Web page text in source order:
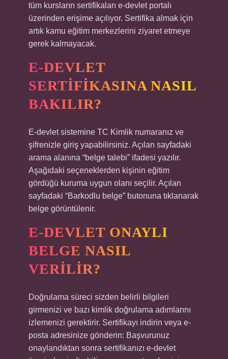
tüm kursların sertifikaları e-devlet portalı
üzerinden erişime açılıyor. Sertifika almak için
artık kamu eğitim merkezlerini ziyaret etmeye
gerek kalmayacak.
E-DEVLET
SERTIFIKASINA NASIL
BAKILIR?
E-devlet sistemine TC Kimlik numaranız ve
şifrenizle giriş yapabilirsiniz. Açılan sayfadaki
arama alanına “belge talebi” ifadesi yazılır.
Aşağıdaki seçeneklerden kişinin eğitim
gördüğü kuruma uygun olanı seçilir. Açılan
sayfadaki “Barkodlu belge” butonuna tıklanarak
belge görüntülenir.
E-DEVLET ONAYLI
BELGE NASIL
VERILIR?
Doğrulama süreci sizden belirli bilgileri
girmenizi ve bazı kimlik doğrulama adımlarını
izlemenizi gerektirir. Sertifikayı indirin veya e-
posta adresinize gönderin: Başvurunuz
onaylandıktan sonra sertifikanızı e-devlet